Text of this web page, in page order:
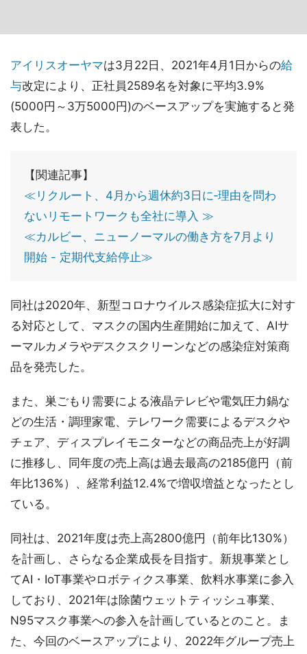
アイリスオーヤマは3月22日、2021年4月1日からの給
与改定により、正社員2589名を対象に平均3.9%
(5000円～3万5000円)のベースアップを実施すると発
表した。
【関連記事】
≪リクルート、4月から週休約3日に‐理由を問わ
ないリモートワークも全社に導入 ≫
≪カルビー、ニューノーマルの働き方を7月より
開始 - 定期代支給停止≫
同社は2020年、新型コロナウイルス感染症拡大に対す
る対応として、マスクの国内生産開始に加えて、AIサ
ーマルカメラやデスクスクリーンなどの感染症対策商
品を発売した。
また、巣ごもり需要による液晶テレビや電気圧力鍋な
どの生活・調理家電、テレワーク需要によるデスクや
チェア、ディスプレイモニターなどの商品売上が好調
に推移し、同年度の売上高は過去最高の2185億円（前
年比136%）、経常利益12.4%で増収増益となったとし
ている。
同社は、2021年度は売上高2800億円（前年比130%）
を計画し、さらなる企業成長を目指す。新規事業とし
てAI・IoT事業やロボティクス事業、飲料水事業に参入
しており、2021年は除菌ウェットティッシュ事業、
N95マスク事業への参入を計画しているとのこと。ま
た、今回のベースアップにより、2022年グループ売上